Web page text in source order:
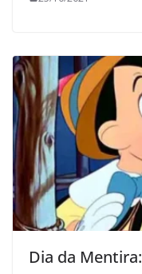
Dia da